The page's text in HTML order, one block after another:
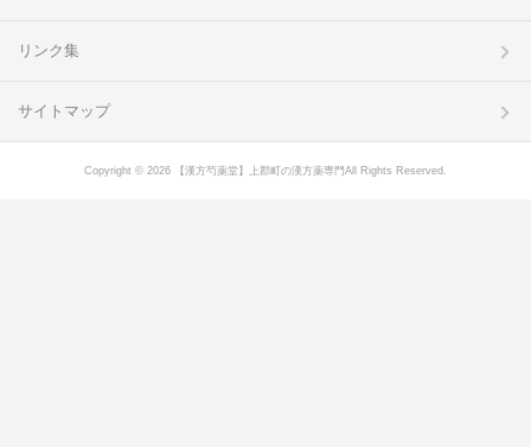
リンク集
サイトマップ
Copyright © 2026 【漢方芍薬堂】上郡町の漢方薬専門All Rights Reserved.